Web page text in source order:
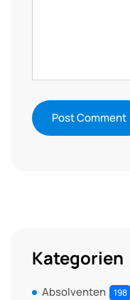
Kategorien
Absolventen 198